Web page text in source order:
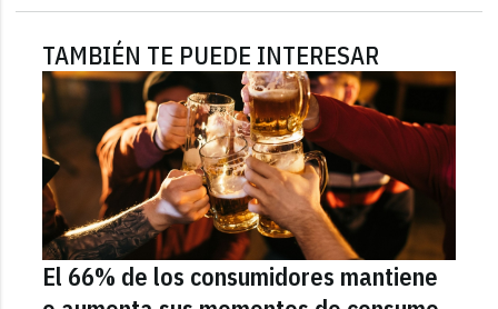
TAMBIÉN TE PUEDE INTERESAR
El 66% de los consumidores mantiene